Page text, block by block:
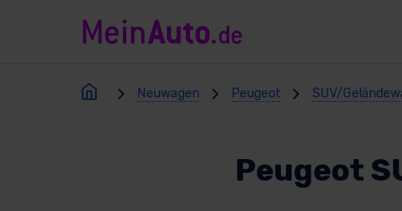
Neuwagen Peugeot SUV/
Peugeot